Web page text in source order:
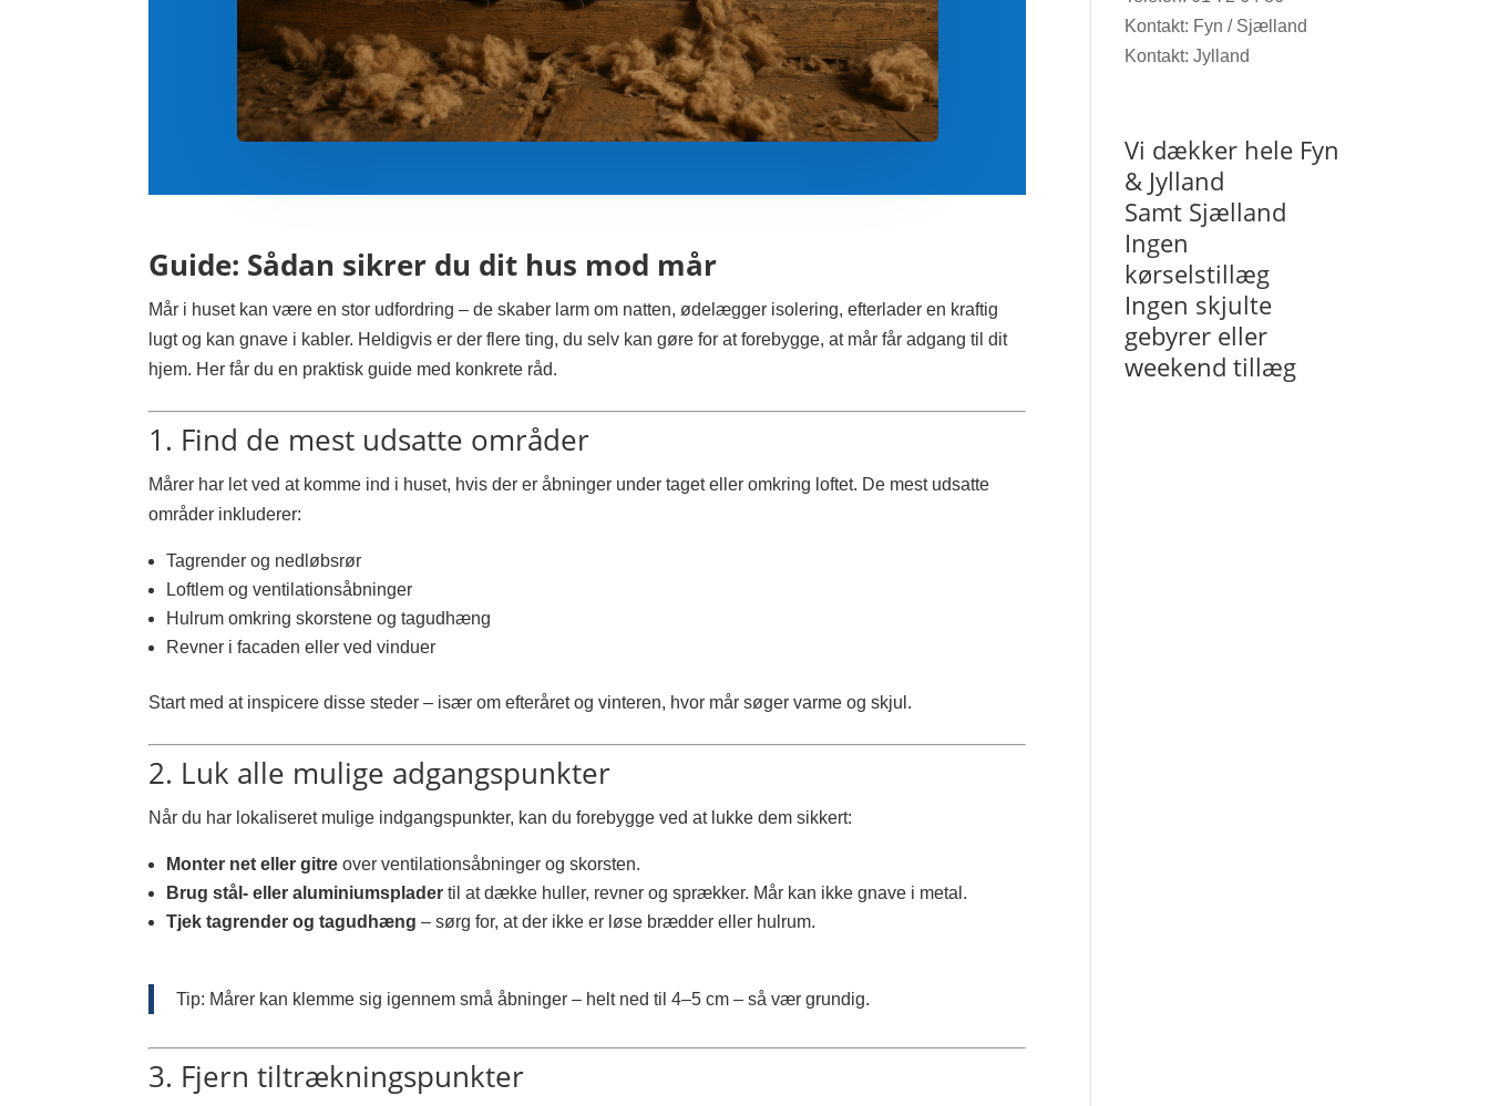
Guide: Sådan sikrer du dit hus mod mår
Mår i huset kan være en stor udfordring – de skaber larm om natten, ødelægger isolering, efterlader en kraftig
lugt og kan gnave i kabler. Heldigvis er der flere ting, du selv kan gøre for at forebygge, at mår får adgang til dit
hjem. Her får du en praktisk guide med konkrete råd.
1. Find de mest udsatte områder
Mårer har let ved at komme ind i huset, hvis der er åbninger under taget eller omkring loftet. De mest udsatte
områder inkluderer:
Tagrender og nedløbsrør
Loftlem og ventilationsåbninger
Hulrum omkring skorstene og tagudhæng
Revner i facaden eller ved vinduer
Start med at inspicere disse steder – især om efteråret og vinteren, hvor mår søger varme og skjul.
2. Luk alle mulige adgangspunkter
Når du har lokaliseret mulige indgangspunkter, kan du forebygge ved at lukke dem sikkert:
Monter net eller gitre over ventilationsåbninger og skorsten.
Brug stål- eller aluminiumsplader til at dække huller, revner og sprækker. Mår kan ikke gnave i metal.
Tjek tagrender og tagudhæng – sørg for, at der ikke er løse brædder eller hulrum.
Tip: Mårer kan klemme sig igennem små åbninger – helt ned til 4–5 cm – så vær grundig.
3. Fjern tiltrækningspunkter
Kontakt: Fyn / Sjælland
Kontakt: Jylland
Vi dækker hele Fyn
& Jylland
Samt Sjælland
Ingen
kørselstillæg
Ingen skjulte
gebyrer eller
weekend tillæg